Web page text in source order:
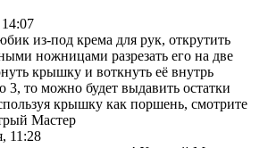
из-под крема для рук, открутить
ножницами разрезать его на две
крышку и воткнуть её внутрь
3, то можно будет выдавить остатки
крышку как поршень, смотрите
Мастер
11:28